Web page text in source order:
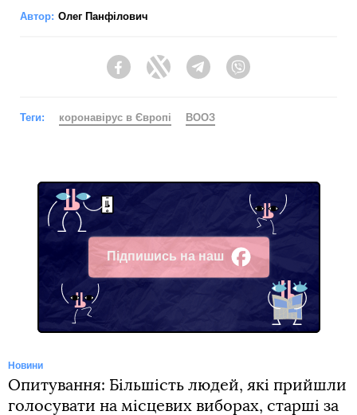
Автор: Олег Панфілович
FacebookTwitter Telegram
Теги: коронавірус в Європі ВООЗ
Підпишись на наш
Facebook
Новини
Опитування: Більшість людей, які прийшли
голосувати на місцевих виборах, старші за